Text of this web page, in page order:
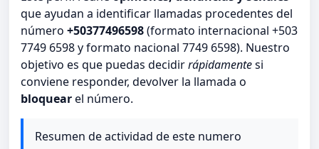
que ayudan a identificar llamadas procedentes del
número +50377496598(formato internacional +503
7749 6598 y formato nacional 7749 6598). Nuestro
objetivo es que puedas decidirrápidamentesi
conviene responder, devolver la llamada o
bloquearel número.
Resumen de actividad de este numero